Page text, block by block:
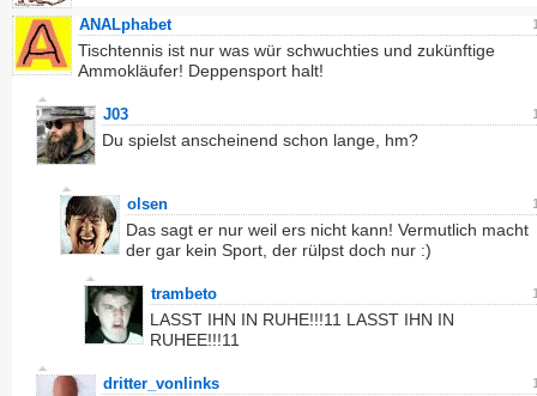
ANALphabet
Tischtennis ist nur was wür schwuchties und zukünftige
Ammokläufer! Deppensport halt!
J03
Du spielst anscheinend schon lange, hm?
olsen
Das sagt er nur weil ers nicht kann! Vermutlich macht
der gar kein Sport, der rülpst doch nur :)
trambeto
LASST IHN IN RUHE!!!11 LASST IHN IN
RUHEE!!!11
dritter_vonlinks